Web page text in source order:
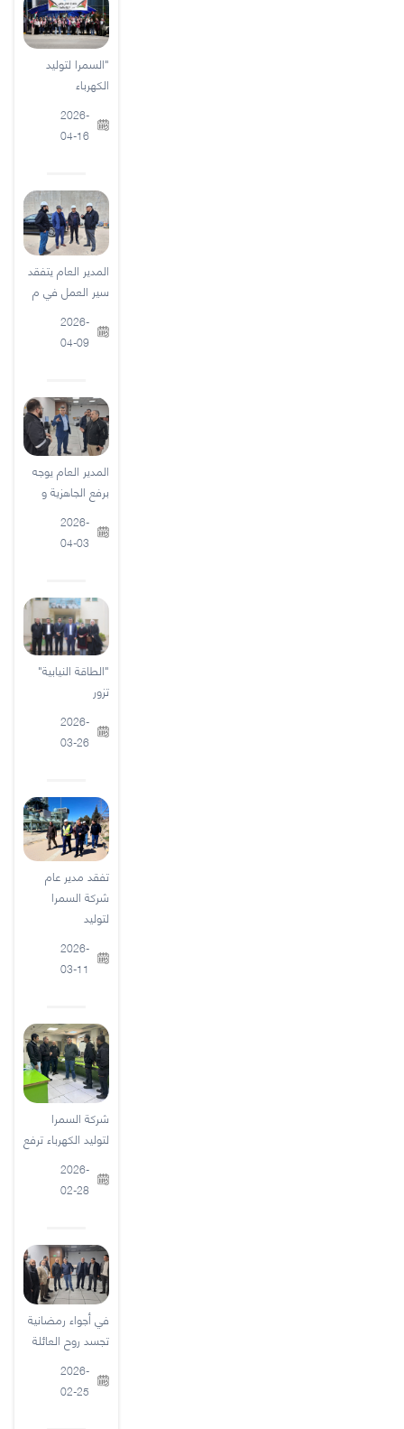
"السمرا لتوليد
الكهرباء
2026-
04-16
المدير العام يتفقد
سير العمل في م
2026-
04-09
المدير العام يوجه
برفع الجاهزية و
2026-
04-03
"الطاقة النيابية"
تزور
2026-
03-26
تفقد مدير عام
شركة السمرا
لتوليد
2026-
03-11
شركة السمرا
لتوليد الكهرباء ترفع
2026-
02-28
في أجواء رمضانية
تجسد روح العائلة
2026-
02-25